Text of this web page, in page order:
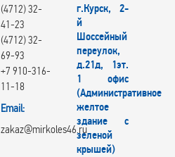
(4712) 32-
41-23
(4712) 32-
69-93
+7 910-316-
11-18
Email:
zakaz@mirkoles46.ru
г.Курск, 2-
й
Шоссейный
переулок,
д.21д, 1эт.
1 офис
(Административное
желтое
здание с
зеленой
крышей)